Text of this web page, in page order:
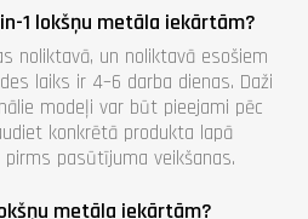
1 lokšņu metāla iekārtām?
noliktavā, un noliktavā esošiem
laiks ir 4–6 darba dienas. Daži
modeļi var būt pieejami pēc
konkrētā produkta lapā
pasūtījuma veikšanas.
metāla iekārtām?